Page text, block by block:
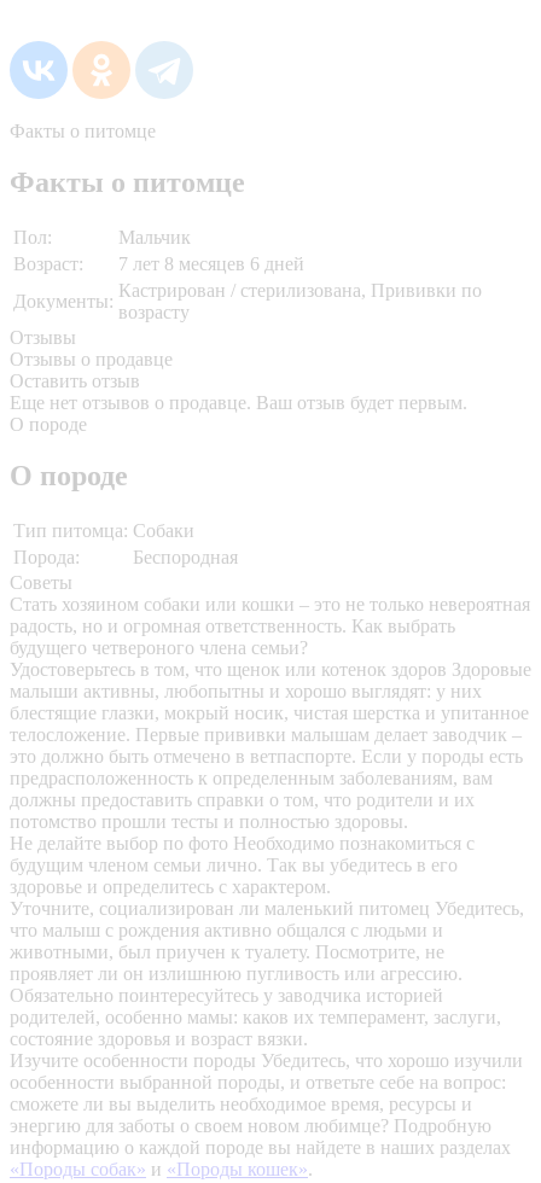
Факты о питомце
Факты о питомце
Пол:
Мальчик
Возраст:
7 лет 8 месяцев 6 дней
Документы:
Кастрирован / стерилизована, Прививки по
возрасту
Отзывы
Отзывы о продавце
Оставить отзыв
Еще нет отзывов о продавце. Ваш отзыв будет первым.
О породе
О породе
Тип питомца: Собаки
Порода:
Беспородная
Советы
Стать хозяином собаки или кошки – это не только невероятная
радость, но и огромная ответственность. Как выбрать
будущего четвероного члена семьи?
Удостоверьтесь в том, что щенок или котенок здоров Здоровые
малыши активны, любопытны и хорошо выглядят: у них
блестящие глазки, мокрый носик, чистая шерстка и упитанное
телосложение. Первые прививки малышам делает заводчик –
это должно быть отмечено в ветпаспорте. Если у породы есть
предрасположенность к определенным заболеваниям, вам
должны предоставить справки о том, что родители и их
потомство прошли тесты и полностью здоровы.
Не делайте выбор по фото Необходимо познакомиться с
будущим членом семьи лично. Так вы убедитесь в его
здоровье и определитесь с характером.
Уточните, социализирован ли маленький питомец Убедитесь,
что малыш с рождения активно общался с людьми и
животными, был приучен к туалету. Посмотрите, не
проявляет ли он излишнюю пугливость или агрессию.
Обязательно поинтересуйтесь у заводчика историей
родителей, особенно мамы: каков их темперамент, заслуги,
состояние здоровья и возраст вязки.
Изучите особенности породы Убедитесь, что хорошо изучили
особенности выбранной породы, и ответьте себе на вопрос:
сможете ли вы выделить необходимое время, ресурсы и
энергию для заботы о своем новом любимце? Подробную
информацию о каждой породе вы найдете в наших разделах
«Породы собак» и «Породы кошек».